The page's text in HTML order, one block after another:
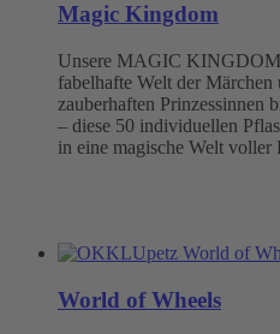
Magic Kingdom
Unsere MAGIC
fabelhafte Welt der Märchen
zauberhaften Prinzessinnen
– diese 50 individuellen
in eine magische Welt voller
World of Wheels